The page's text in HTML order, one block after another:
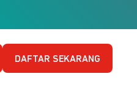
DAFTAR SEKARANG